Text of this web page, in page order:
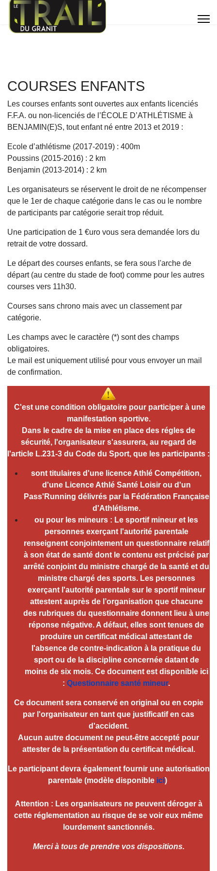
COURSES ENFANTS
Les courses enfants sont ouvertes aux enfants licenciés
F.F.A. ou non-licenciés de l’ÉCOLE D’ATHLÉTISME à
BENJAMIN(E)S, tout enfant né entre 2013 et 2019 :
Ecole d’athlétisme (2017-2019) : 400m
Poussins (2015-2016) : 2 km
Benjamin (2013-2014) : 2 km
Les organisateurs se réservent le droit de ne récompenser
que le 1er de chaque catégorie dans le cas ou le nombre
de participants par catégorie serait trop réduit.
Une participation de 1 €uro vous sera demandée lors du
retrait de votre dossard.
Le départ des courses enfants, se fera sous l'arche de
départ (au centre du stade de foot) comme pour les autres
courses vers 11h30.
Courses sans chrono mais avec un classement par
catégorie.
Les champs avec le caractère (*) sont des champs
obligatoires.
Le mail est uniquement utilisé pour vous envoyer un mail
de confirmation.
C'est une condition obligatoire pour participer à une
manifestation sportive.
Dans le cadre de la mise en place des régles de
sécurité, l'organisateur s'assurera, au regard de
l'article L.231-3 du Code du Sport, que les participants :
sont titulaires d'une licence Athlé Compétition,
d'une Licence Athlé Santé Loisir ou d'un
Pass'Running délivrés par la Fédération Française
d'Athlétisme.
ou pour les mineurs : Le sportif mineur et les
personnes exerçant l'autorité parentale
renseignent conjointement un questionnaire relatif
à son état de santé dont le contenu est précisé par
arrêté conjoint du ministre chargé de la santé et du
ministre chargé des sports. Les personnes
exerçant l'autorité parentale sur le sportif mineur
attestent auprès de l’organisation que chacune
des rubriques du questionnaire donnent lieu à une
réponse négative. A défaut, elles sont tenues de
produire un certificat médical attestant de
l'absence de contre-indication à la pratique du
sport ou de la discipline concernée datant de
moins de six mois. Ce document est disponible ici
: Questionnaire santé mineur.
Ce document sera conservé en original ou en copie
par l'organisateur en tant que justificatif en cas
d'accident.
Aucun autre document ne peut-être accepté pour
attester de la présentation du certificat médical.
Le participant devra également fournir une autorisation
parentale (modèle disponible ici)
Attention : Les organisateurs ne peuvent déroger à
cette réglementation au risque de se voir eux même
lourdement sanctionnés.
Merci à tous de prendre vos dispositions.